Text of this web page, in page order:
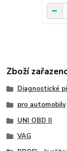
Zboží
Diagnostické
pro automobily
UNI OBD II
VAG